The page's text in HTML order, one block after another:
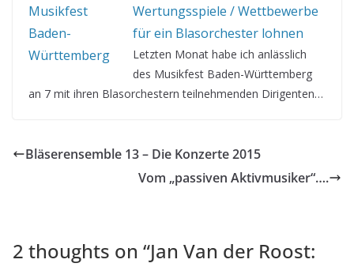
Wertungsspiele / Wettbewerbe
für ein Blasorchester lohnen
Letzten Monat habe ich anlässlich
des Musikfest Baden-Württemberg
an 7 mit ihren Blasorchestern teilnehmenden Dirigenten…
Bläserensemble 13 – Die Konzerte 2015
Vom „passiven Aktivmusiker“….
2 thoughts on “Jan Van der Roost: